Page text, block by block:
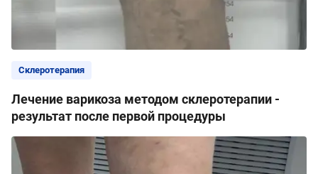
Склеротерапия
Лечение варикоза методом склеротерапии -
результат после первой процедуры